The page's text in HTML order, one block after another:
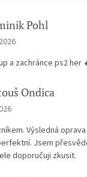
Pohl
obchodu je 5 z 5
a zachránce ps2 her
Ondica
obchodu je 5 z 5
Výsledná
Jsem
doporučuji zkusit.